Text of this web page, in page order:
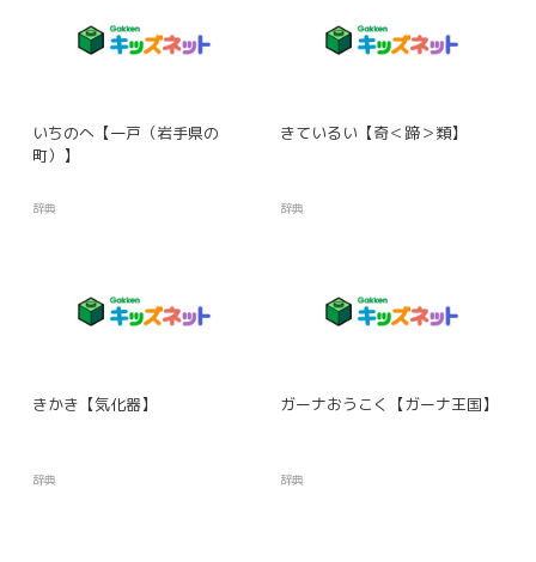
いちのへ【一戸（岩手県の
町）】
辞典
きているい【奇＜蹄＞類】
辞典
きかき【気化器】
辞典
ガーナおうこく【ガーナ王国】
辞典